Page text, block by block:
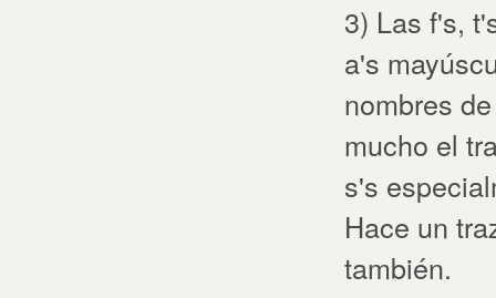
3) Las f's,
a's
nombres
mucho el
s's
Hace un
también.